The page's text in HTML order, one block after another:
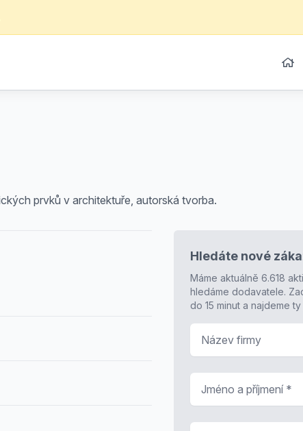
prvků v architektuře, autorská tvorba.
Hledáte nové
Máme aktuálně 6.618
hledáme dodavatele.
do 15 minut a najdeme